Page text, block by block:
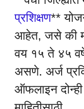
प्रशिक्षण**
आहेत, जसे की
वय १५ ते ४५
असणे. अर्ज
ऑफलाइन